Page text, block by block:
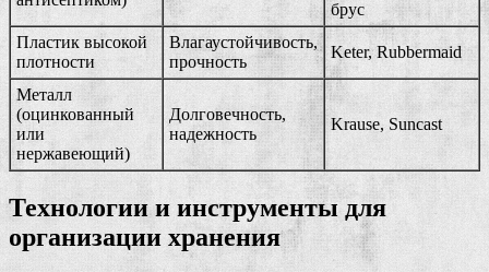
брус
Пластик высокой
плотности
Влагаустойчивость,
прочность
Keter, Rubbermaid
Металл
(оцинкованный
или
нержавеющий)
Долговечность,
надежность
Krause, Suncast
Технологии и инструменты для
организации хранения